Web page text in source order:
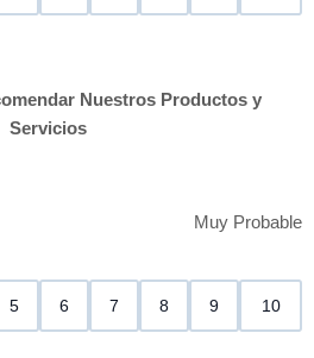
Nuestros Productos y
Servicios
Muy Probable
5 6 7 8 9 10